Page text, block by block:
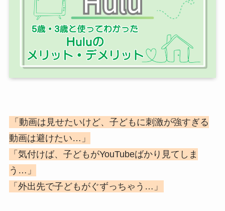
「動画は見せたいけど、子どもに刺激が強すぎる
動画は避けたい…」
「気付けば、子どもがYouTubeばかり見てしま
う…」
「外出先で子どもがぐずっちゃう…」